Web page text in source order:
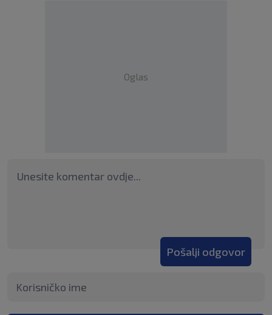
Oglas
Pošalji odgovor